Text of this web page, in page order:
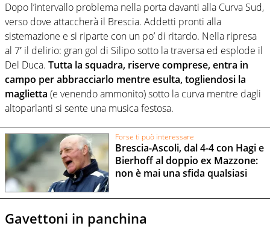
Dopo l’intervallo problema nella porta davanti alla Curva Sud,
verso dove attaccherà il Brescia. Addetti pronti alla
sistemazione e si riparte con un po’ di ritardo. Nella ripresa
al 7′ il delirio: gran gol di Silipo sotto la traversa ed esplode il
Del Duca. Tutta la squadra, riserve comprese, entra in
campo per abbracciarlo mentre esulta, togliendosi la
maglietta (e venendo ammonito) sotto la curva mentre dagli
altoparlanti si sente una musica festosa.
Forse ti può interessare
Brescia-Ascoli, dal 4-4 con Hagi e
Bierhoff al doppio ex Mazzone:
non è mai una sfida qualsiasi
Gavettoni in panchina